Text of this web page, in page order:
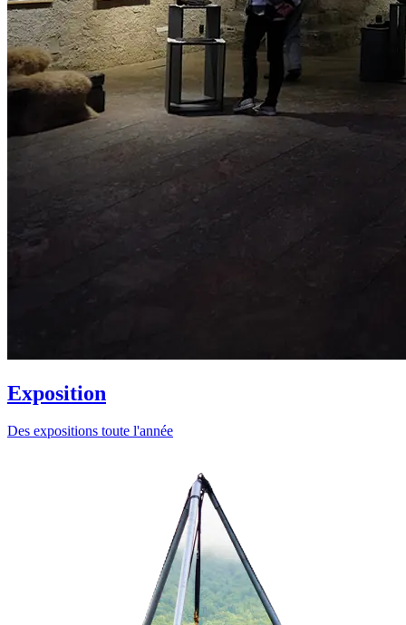
Exposition
Des expositions toute l'année